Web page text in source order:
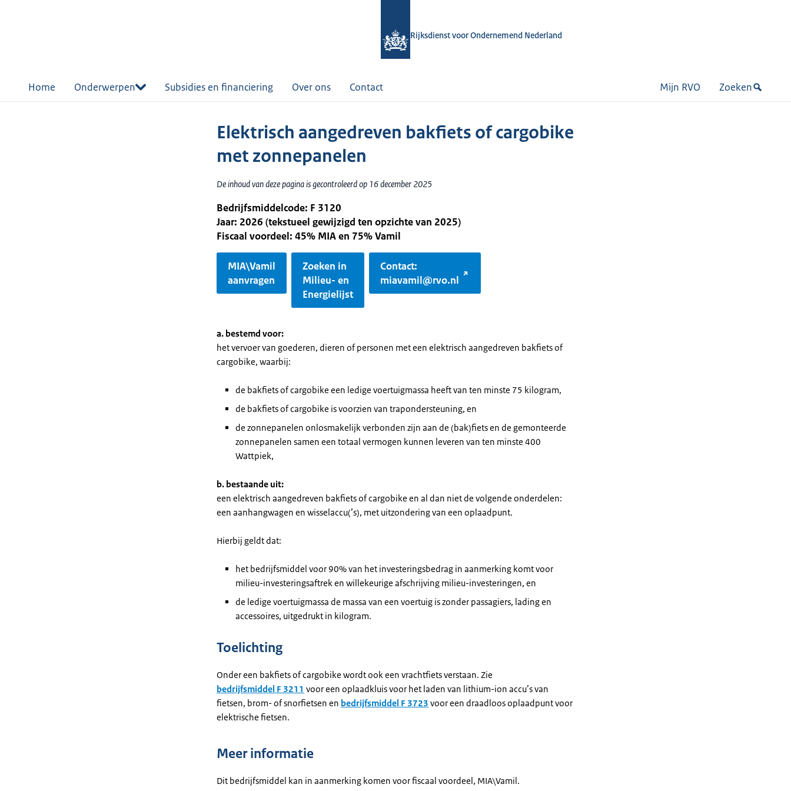
Rijksdienst voor Ondernemend Nederland
Home Onderwerpen Subsidies en financiering Over ons Contact Mijn RVO Zoeken
Elektrisch aangedreven bakfiets of cargobike
met zonnepanelen
De inhoud van deze pagina is gecontroleerd op 16 december 2025
Bedrijfsmiddelcode: F 3120
Jaar: 2026 (tekstueel gewijzigd ten opzichte van 2025)
Fiscaal voordeel: 45% MIA en 75% Vamil
MIA\Vamil
aanvragen
Zoeken in
Milieu- en
Energielijst
Contact:
miavamil@rvo.nl
a. bestemd voor:
het vervoer van goederen, dieren of personen met een elektrisch aangedreven bakfiets of
cargobike, waarbij:
de bakfiets of cargobike een ledige voertuigmassa heeft van ten minste 75 kilogram,
de bakfiets of cargobike is voorzien van trapondersteuning, en
de zonnepanelen onlosmakelijk verbonden zijn aan de (bak)fiets en de gemonteerde
zonnepanelen samen een totaal vermogen kunnen leveren van ten minste 400
Wattpiek,
b. bestaande uit:
een elektrisch aangedreven bakfiets of cargobike en al dan niet de volgende onderdelen:
een aanhangwagen en wisselaccu(’s), met uitzondering van een oplaadpunt.
Hierbij geldt dat:
het bedrijfsmiddel voor 90% van het investeringsbedrag in aanmerking komt voor
milieu-investeringsaftrek en willekeurige afschrijving milieu-investeringen, en
de ledige voertuigmassa de massa van een voertuig is zonder passagiers, lading en
accessoires, uitgedrukt in kilogram.
Toelichting
Onder een bakfiets of cargobike wordt ook een vrachtfiets verstaan. Zie
bedrijfsmiddel F 3211 voor een oplaadkluis voor het laden van lithium-ion accu’s van
fietsen, brom- of snorfietsen en bedrijfsmiddel F 3723 voor een draadloos oplaadpunt voor
elektrische fietsen.
Meer informatie
Dit bedrijfsmiddel kan in aanmerking komen voor fiscaal voordeel, MIA\Vamil.